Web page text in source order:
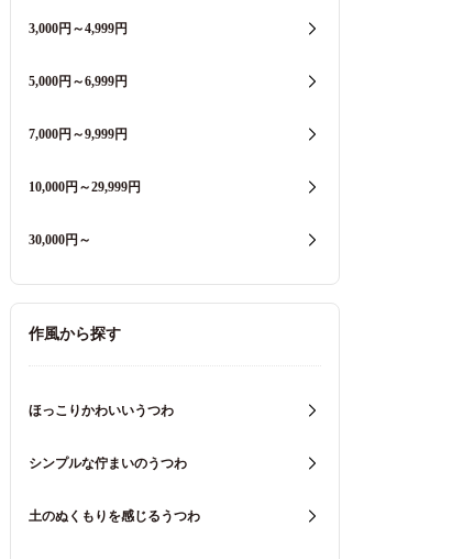
3,000円～4,999円
5,000円～6,999円
7,000円～9,999円
10,000円～29,999円
30,000円～
作風から探す
ほっこりかわいいうつわ
シンプルな佇まいのうつわ
土のぬくもりを感じるうつわ